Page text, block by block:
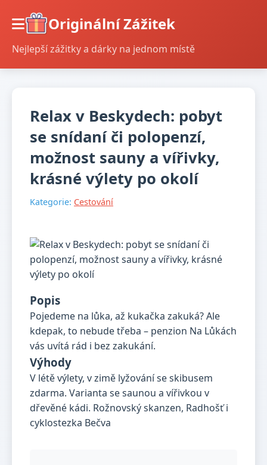
Originální Zážitek
Nejlepší zážitky a dárky na jednom místě
Relax v Beskydech: pobyt
se snídaní či polopenzí,
možnost sauny a vířivky,
krásné výlety po okolí
Kategorie: Cestování
Popis
Pojedeme na lůka, až kukačka zakuká? Ale
kdepak, to nebude třeba – penzion Na Lůkách
vás uvítá rád i bez zakukání.
Výhody
V létě výlety, v zimě lyžování se skibusem
zdarma. Varianta se saunou a vířivkou v
dřevěné kádi. Rožnovský skanzen, Radhošť i
cyklostezka Bečva